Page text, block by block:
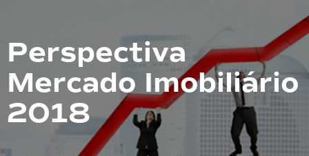
Perspectiva
Mercado Imobiliário
2018